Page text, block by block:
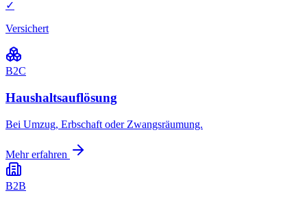
✓
Versichert
B2C
Haushaltsauflösung
Bei Umzug, Erbschaft oder Zwangsräumung.
Mehr erfahren
B2B